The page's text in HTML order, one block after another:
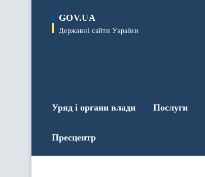
GOV.UA
Державні сайти України
Уряд і органи влади Послуги
Пресцентр